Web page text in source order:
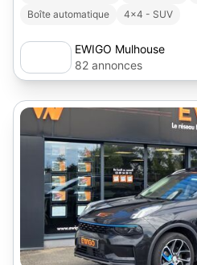
Boîte automatique
4x4 - SUV
EWIGO Mulhouse
82 annonces